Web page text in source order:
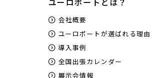
会社概要
ユーロポートが選ばれる理由
導入事例
全国出張カレンダー
展示会情報